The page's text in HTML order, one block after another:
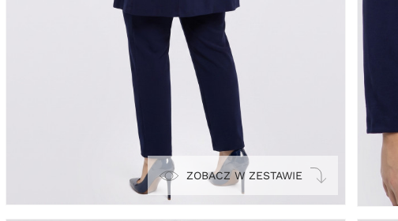
ZOBACZ W ZESTAWIE